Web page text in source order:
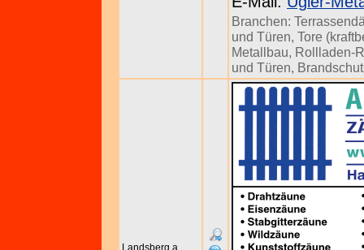
Branchen:
und Türen, Tore
Metallbau, Rollladen-
und Türen,
Landsberg a.